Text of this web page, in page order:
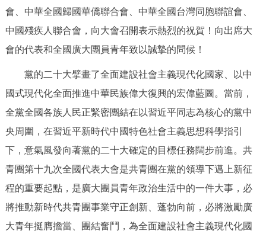
決策公開 專題公開
政務服務
便民服務 利企服務 投資項目
仲介服務 陽光政務
政民互動
12345網上接訴即辦
參與調查 線上訪談 圖説互動
會、中華全國歸國華僑聯合會、中華全國台灣同胞聯誼會、
中國殘疾人聯合會，向大會召開表示熱烈的祝賀！向出席大
會的代表和全國廣大團員青年致以誠摯的問候！
黨的二十大擘畫了全面建設社會主義現代化國家、以中
國式現代化全面推進中華民族偉大復興的宏偉藍圖。當前，
全黨全國各族人民正緊密團結在以習近平同志為核心的黨中
央周圍，在習近平新時代中國特色社會主義思想科學指引
下，意氣風發向著黨的二十大確定的目標任務闊步前進。共
青團第十九次全國代表大會是共青團在黨的領導下邁上新征
程的重要起點，是廣大團員青年政治生活中的一件大事，必
將推動新時代共青團事業守正創新、蓬勃向前，必將激勵廣
大青年挺膺擔當、團結奮鬥，為全面建設社會主義現代化國